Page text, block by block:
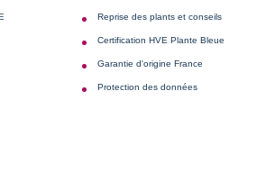
Reprise des plants et conseils
Certification HVE Plante Bleue
Garantie d'origine France
Protection des données